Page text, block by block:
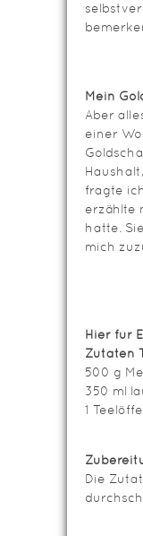
Mein
Aber
einer
fragte
erzählte
hatte.
mich
Hier für
Zutaten
500 g
350 ml
1
Die